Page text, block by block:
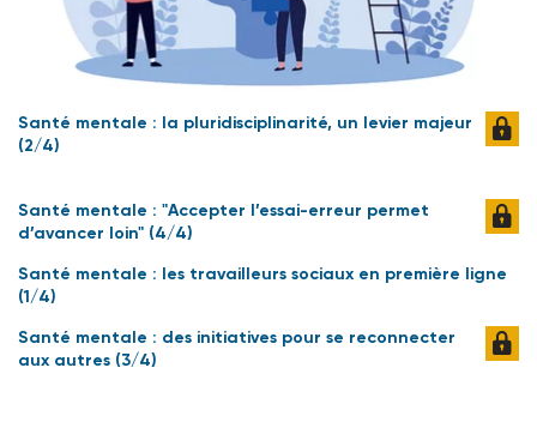
Santé mentale : la pluridisciplinarité, un levier majeur
(2/4)
Santé mentale : "Accepter l’essai-erreur permet
d’avancer loin" (4/4)
Santé mentale : les travailleurs sociaux en première ligne
(1/4)
Santé mentale : des initiatives pour se reconnecter
aux autres (3/4)